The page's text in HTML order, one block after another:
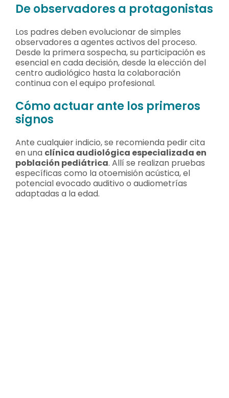
De observadores a protagonistas
Los padres deben evolucionar de simples
observadores a agentes activos del proceso.
Desde la primera sospecha, su participación es
esencial en cada decisión, desde la elección del
centro audiológico hasta la colaboración
continua con el equipo profesional.
Cómo actuar ante los primeros
signos
Ante cualquier indicio, se recomienda pedir cita
en una clínica audiológica especializada en
población pediátrica. Allí se realizan pruebas
específicas como la otoemisión acústica, el
potencial evocado auditivo o audiometrías
adaptadas a la edad.